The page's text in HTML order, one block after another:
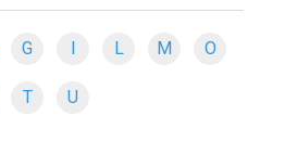
G L M O
T U